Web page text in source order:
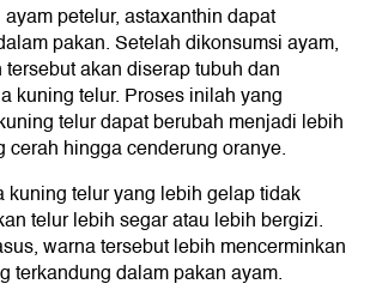
petelur, astaxanthin dapat
pakan. Setelah dikonsumsi ayam,
akan diserap tubuh dan
kuning telur. Proses inilah yang
telur dapat berubah menjadi lebih
cerah hingga cenderung oranye.
kuning telur yang lebih gelap tidak
telur lebih segar atau lebih bergizi.
warna tersebut lebih mencerminkan
terkandung dalam pakan ayam.